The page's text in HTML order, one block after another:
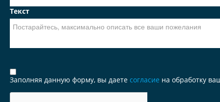
Текст
Заполняя данную форму, вы даете согласие на обработку